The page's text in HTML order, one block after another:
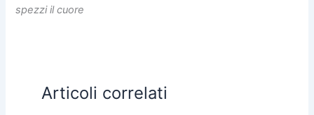
spezzi il cuore
Articoli correlati